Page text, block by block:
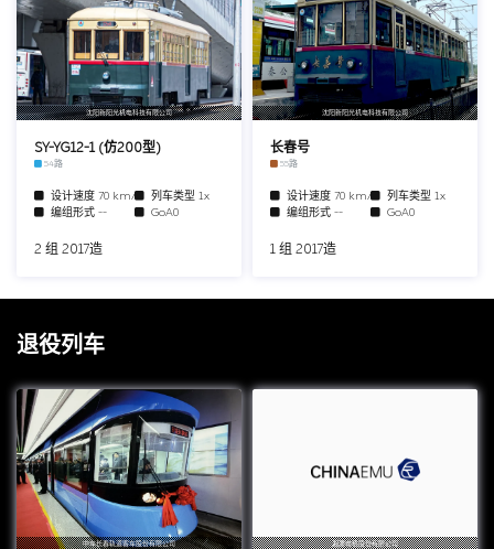
沈阳新阳光机电科技有限公司
SY-YG12-1 (仿200型)
54路
设计速度 70 km/h 列车类型 1x
编组形式 -- GoA0
2 组 2017造
沈阳新阳光机电科技有限公司
长春号
55路
设计速度 70 km/h 列车类型 1x
编组形式 -- GoA0
1 组 2017造
退役列车
中车长春轨道客车股份有限公司 湘潭电机股份有限公司